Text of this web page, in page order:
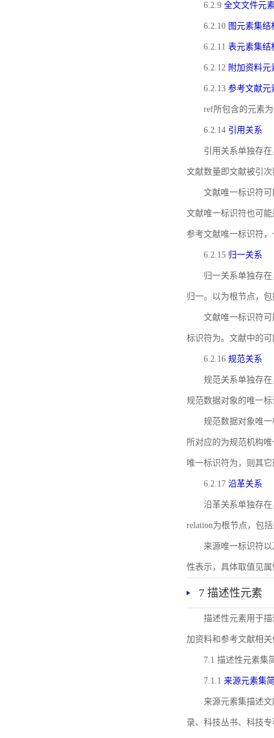
6.2.9 全文文件元
6.2.10 图元素集结
6.2.11 表元素集结
6.2.12 附加资料元
6.2.13 参考文献元
ref所包含的元素
6.2.14 引用关系
引用关系单独存
文献数量即文献被引
文献唯一标识符
文献唯一标识符也可
参考文献唯一标识符
6.2.15 归一关系
归一关系单独存
归一。以为根节点，
文献唯一标识符
标识符为。文献中的
6.2.16 规范关系
规范关系单独存
规范数据对象的唯一
规范数据对象唯一
所对应的为规范机构
唯一标识符为，则其
6.2.17 沿革关系
沿革关系单独存
relation为根节点，包
来源唯一标识符以
性表示，具体取值见属
7 描述性元素
描述性元素用于
加资料和参考文献相
7.1 描述性元素集
7.1.1 来源元素集
来源元素集描述
录、科技丛书、科技